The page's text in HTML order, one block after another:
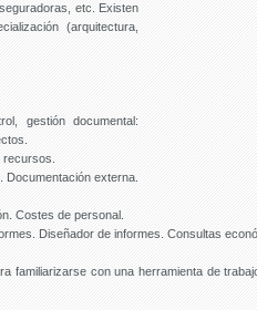
etc. Existen
(arquitectura,
gestión documental:
externa.
Costes de personal.
Diseñador de informes. Consultas
familiarizarse con una herramienta de